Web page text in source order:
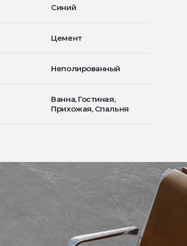
Синий
Цемент
Неполированный
Ванна, Гостиная,
Прихожая, Спальня